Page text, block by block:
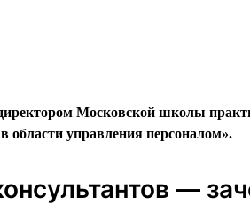
Московской школы
области управления персоналом».
—